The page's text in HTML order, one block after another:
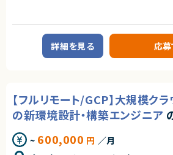
業務内容
DBA兼マネジメントができる方を募集しています
■作業内容(想定)
顧客インフラ・DBチームに所属し、DBAのプレイ
下の業務をご担当頂く予定です。
・関連するアプリケーション開発チームとの調整
等を想定
詳細を見る 応募
【フルリモート/GCP】大規模ク
の新環境設計・構築エンジニア
~ 600,000 円 ／月